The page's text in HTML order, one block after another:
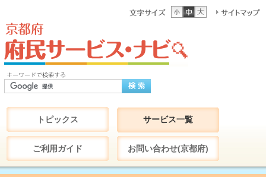
トピックス サービス一覧
ご利用ガイド お問い合わせ(京都府)